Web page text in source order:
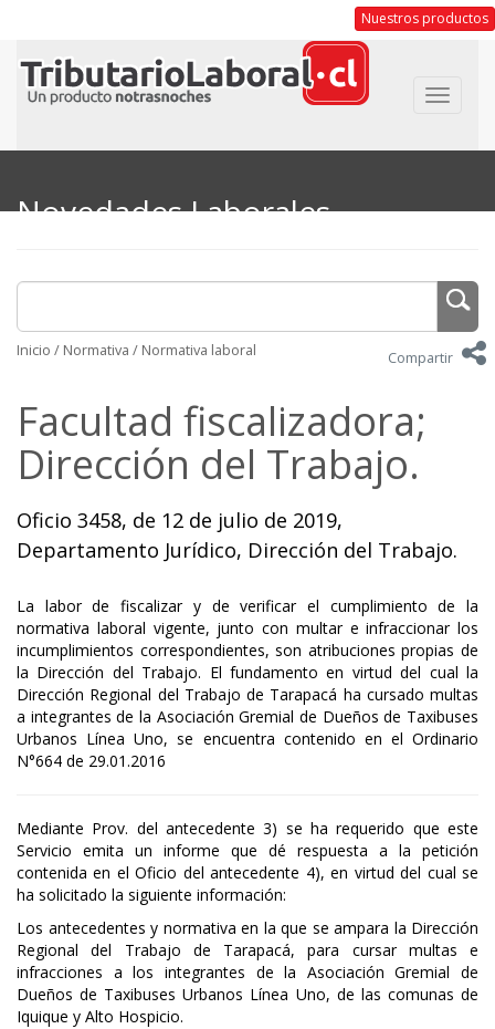
Nuestros productos
Toggle
Novedades Laborales
Inicio / Normativa / Normativa laboral Compartir
Facultad fiscalizadora;
Dirección del Trabajo.
Oficio 3458, de 12 de julio de 2019,
Departamento Jurídico, Dirección del Trabajo.
La labor de fiscalizar y de verificar el cumplimiento de la
normativa laboral vigente, junto con multar e infraccionar los
incumplimientos correspondientes, son atribuciones propias de
la Dirección del Trabajo. El fundamento en virtud del cual la
Dirección Regional del Trabajo de Tarapacá ha cursado multas
a integrantes de la Asociación Gremial de Dueños de Taxibuses
Urbanos Línea Uno, se encuentra contenido en el Ordinario
N°664 de 29.01.2016
Mediante Prov. del antecedente 3) se ha requerido que este
Servicio emita un informe que dé respuesta a la petición
contenida en el Oficio del antecedente 4), en virtud del cual se
ha solicitado la siguiente información:
Los antecedentes y normativa en la que se ampara la Dirección
Regional del Trabajo de Tarapacá, para cursar multas e
infracciones a los integrantes de la Asociación Gremial de
Dueños de Taxibuses Urbanos Línea Uno, de las comunas de
Iquique y Alto Hospicio.